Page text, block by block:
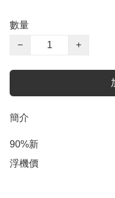
數量
−
+
簡介
90%新
浮機價